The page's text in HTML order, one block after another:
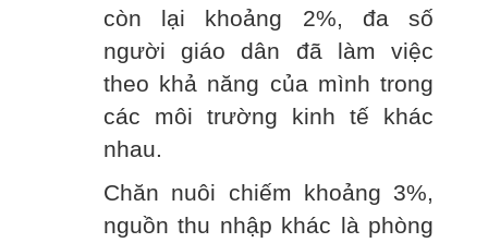
còn lại khoảng 2%, đa số
người giáo dân đã làm việc
theo khả năng của mình trong
các môi trường kinh tế khác
nhau.
Chăn nuôi chiếm khoảng 3%,
nguồn thu nhập khác là phòng